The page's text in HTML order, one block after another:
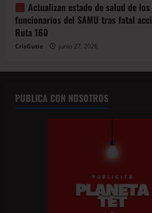
Actualizan estado de salud de
funcionarios del SAMU tras fatal
Ruta 160
CrisGutie junio 27, 2026
PUBLICA CON NOSOTROS